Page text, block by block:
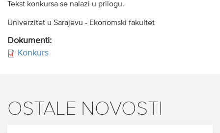
Tekst konkursa se nalazi u prilogu.
Univerzitet u Sarajevu - Ekonomski fakultet
Dokumenti:
Konkurs
OSTALE NOVOSTI